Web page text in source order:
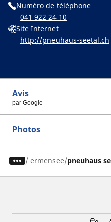
Numéro de téléphone
041 922 24 10
Site Internet
http://pneuhaus-seetal.ch
Avis
par Google
Photos
/ ermensee pneuhaus